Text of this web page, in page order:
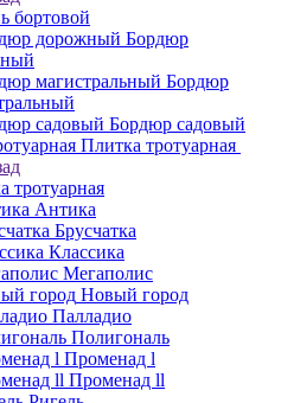
бортовой
Бордюр
Бордюр
Бордюр садовый
Плитка тротуарная
тротуарная
Антика
Брусчатка
Классика
Мегаполис
Новый город
Палладио
Полигональ
Променад l
Променад ll